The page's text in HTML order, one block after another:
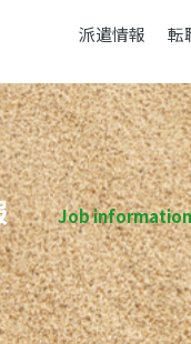
派遣情報 転
Job information